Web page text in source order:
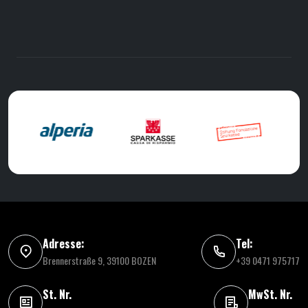
Adresse:
Brennerstraße 9, 39100 BOZEN
Tel:
+39 0471 975717
St. Nr. MwSt. Nr.